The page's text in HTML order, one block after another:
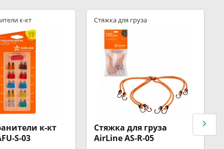
к-кт
к-кт
S-03
Стяжка для груза
Стяжка для груза
AirLine AS-R-05